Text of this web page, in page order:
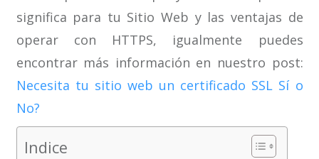
significa para tu Sitio Web y las ventajas de
operar con HTTPS, igualmente puedes
encontrar más información en nuestro post:
Necesita tu sitio web un certificado SSL Sí o
No?
Indice